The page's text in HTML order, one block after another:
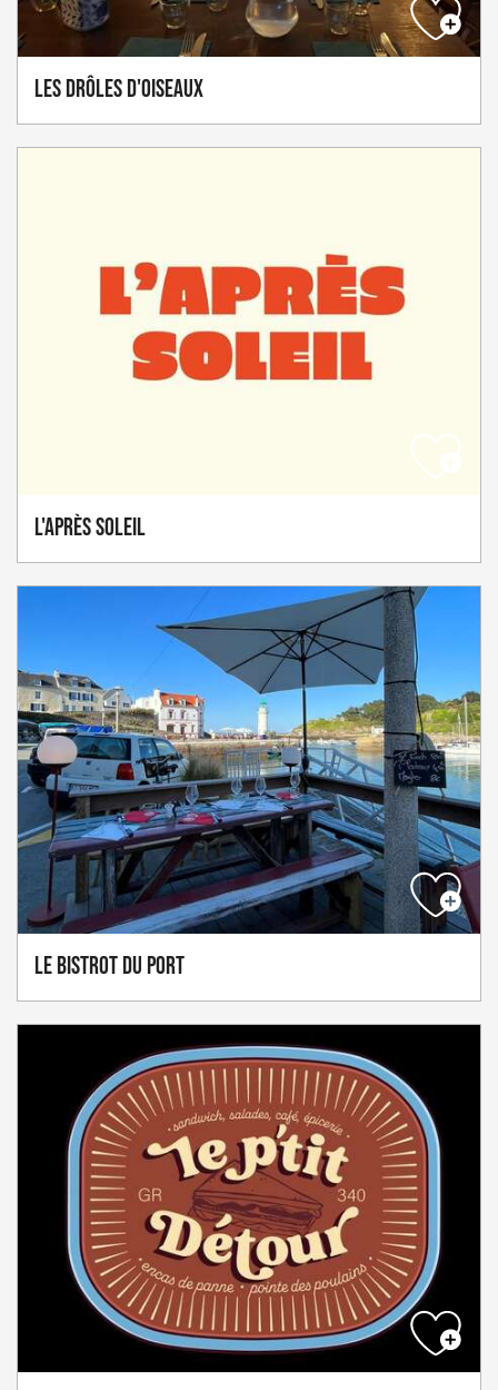
Les drôles d'oiseaux
L'Après soleil
Le Bistrot du Port